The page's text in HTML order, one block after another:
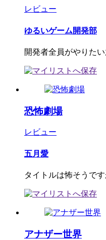
レビュー
ゆるいゲーム開発部
開発者全員がやりた
恐怖劇場
レビュー
五月愛
タイトルは怖そうで
アナザー世界